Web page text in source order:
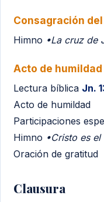
Consagración
Himno •La cruz de
Acto de humildad
Lectura bíblica Jn.
Acto de humildad
Participaciones
Himno •Cristo es
Oración de gratitud
Clausura